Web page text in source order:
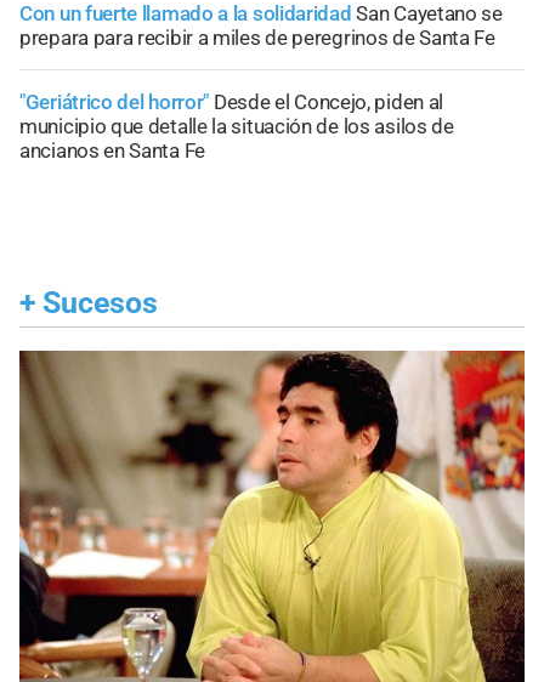
Con un fuerte llamado a la solidaridad San Cayetano se
prepara para recibir a miles de peregrinos de Santa Fe
"Geriátrico del horror" Desde el Concejo, piden al
municipio que detalle la situación de los asilos de
ancianos en Santa Fe
+ Sucesos